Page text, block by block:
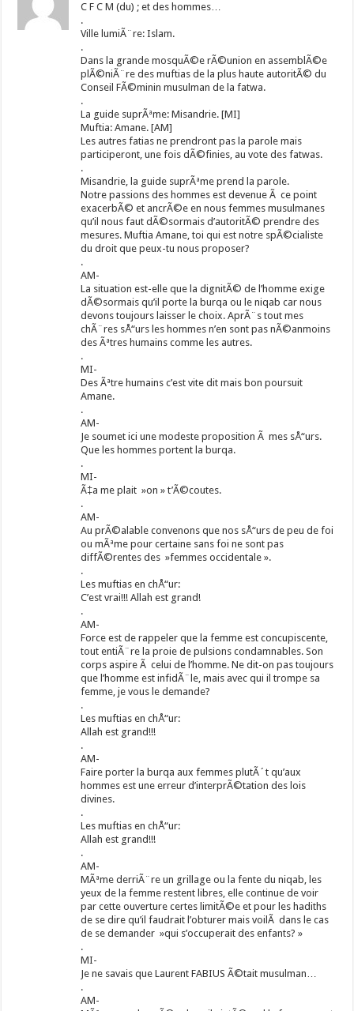
C F C M (du) ; et des hommes…
.
Ville lumiÃ¨re: Islam.
.
Dans la grande mosquÃ©e rÃ©union en assemblÃ©e
plÃ©niÃ¨re des muftias de la plus haute autoritÃ© du
Conseil FÃ©minin musulman de la fatwa.
.
La guide suprÃªme: Misandrie. [MI]
Muftia: Amane. [AM]
Les autres fatias ne prendront pas la parole mais
participeront, une fois dÃ©finies, au vote des fatwas.
.
Misandrie, la guide suprÃªme prend la parole.
Notre passions des hommes est devenue Ã ce point
exacerbÃ© et ancrÃ©e en nous femmes musulmanes
qu’il nous faut dÃ©sormais d’autoritÃ© prendre des
mesures. Muftia Amane, toi qui est notre spÃ©cialiste
du droit que peux-tu nous proposer?
.
AM-
La situation est-elle que la dignitÃ© de l’homme exige
dÃ©sormais qu’il porte la burqa ou le niqab car nous
devons toujours laisser le choix. AprÃ¨s tout mes
chÃ¨res sÅ“urs les hommes n’en sont pas nÃ©anmoins
des Ãªtres humains comme les autres.
.
MI-
Des Ãªtre humains c’est vite dit mais bon poursuit
Amane.
.
AM-
Je soumet ici une modeste proposition Ã mes sÅ“urs.
Que les hommes portent la burqa.
.
MI-
Ã‡a me plait »on » t’Ã©coutes.
.
AM-
Au prÃ©alable convenons que nos sÅ“urs de peu de foi
ou mÃªme pour certaine sans foi ne sont pas
diffÃ©rentes des »femmes occidentale ».
.
Les muftias en chÅ“ur:
C’est vrai!!! Allah est grand!
.
AM-
Force est de rappeler que la femme est concupiscente,
tout entiÃ¨re la proie de pulsions condamnables. Son
corps aspire Ã celui de l’homme. Ne dit-on pas toujours
que l’homme est infidÃ¨le, mais avec qui il trompe sa
femme, je vous le demande?
.
Les muftias en chÅ“ur:
Allah est grand!!!
.
AM-
Faire porter la burqa aux femmes plutÃ´t qu’aux
hommes est une erreur d’interprÃ©tation des lois
divines.
.
Les muftias en chÅ“ur:
Allah est grand!!!
.
AM-
MÃªme derriÃ¨re un grillage ou la fente du niqab, les
yeux de la femme restent libres, elle continue de voir
par cette ouverture certes limitÃ©e et pour les hadiths
de se dire qu’il faudrait l’obturer mais voilÃ dans le cas
de se demander »qui s’occuperait des enfants? »
.
MI-
Je ne savais que Laurent FABIUS Ã©tait musulman…
.
AM-